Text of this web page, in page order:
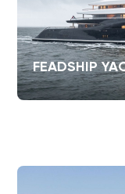
FEADSHIP